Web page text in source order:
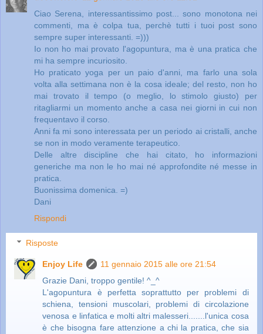
Ciao Serena, interessantissimo post... sono monotona nei
commenti, ma è colpa tua, perchè tutti i tuoi post sono
sempre super interessanti. =)))
Io non ho mai provato l'agopuntura, ma è una pratica che
mi ha sempre incuriosito.
Ho praticato yoga per un paio d'anni, ma farlo una sola
volta alla settimana non è la cosa ideale; del resto, non ho
mai trovato il tempo (o meglio, lo stimolo giusto) per
ritagliarmi un momento anche a casa nei giorni in cui non
frequentavo il corso.
Anni fa mi sono interessata per un periodo ai cristalli, anche
se non in modo veramente terapeutico.
Delle altre discipline che hai citato, ho informazioni
generiche ma non le ho mai né approfondite né messe in
pratica.
Buonissima domenica. =)
Dani
Rispondi
Risposte
Enjoy Life
11 gennaio 2015 alle ore 21:54
Grazie Dani, troppo gentile! ^_^
L'agopuntura è perfetta soprattutto per problemi di
schiena, tensioni muscolari, problemi di circolazione
venosa e linfatica e molti altri malesseri.......l'unica cosa
è che bisogna fare attenzione a chi la pratica, che sia